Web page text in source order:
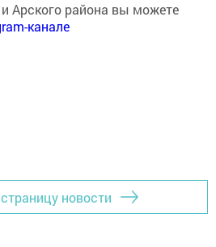
Арского района вы можете
канале
новости